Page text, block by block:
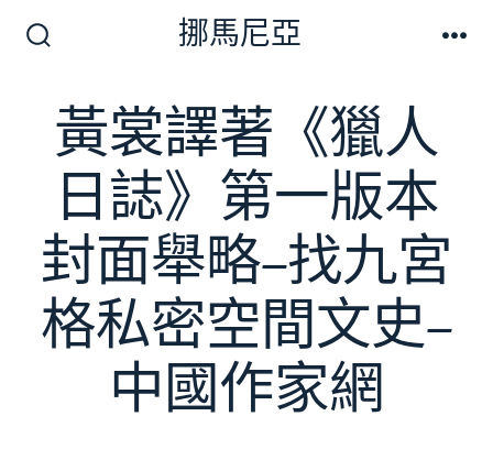
切
換
開
挪馬尼亞
黃裳譯著《獵人
日誌》第一版本
封面舉略–找九宮
格私密空間文史–
中國作家網